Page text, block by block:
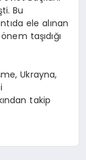
Bu
ele alınan
taşıdığı
Ukrayna,
takip